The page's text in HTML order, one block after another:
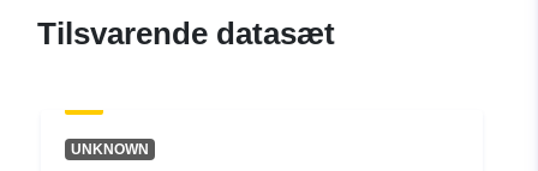
120066022-srv-baf375cc-f51e-
Tilsvarende datasæt
UNKNOWN